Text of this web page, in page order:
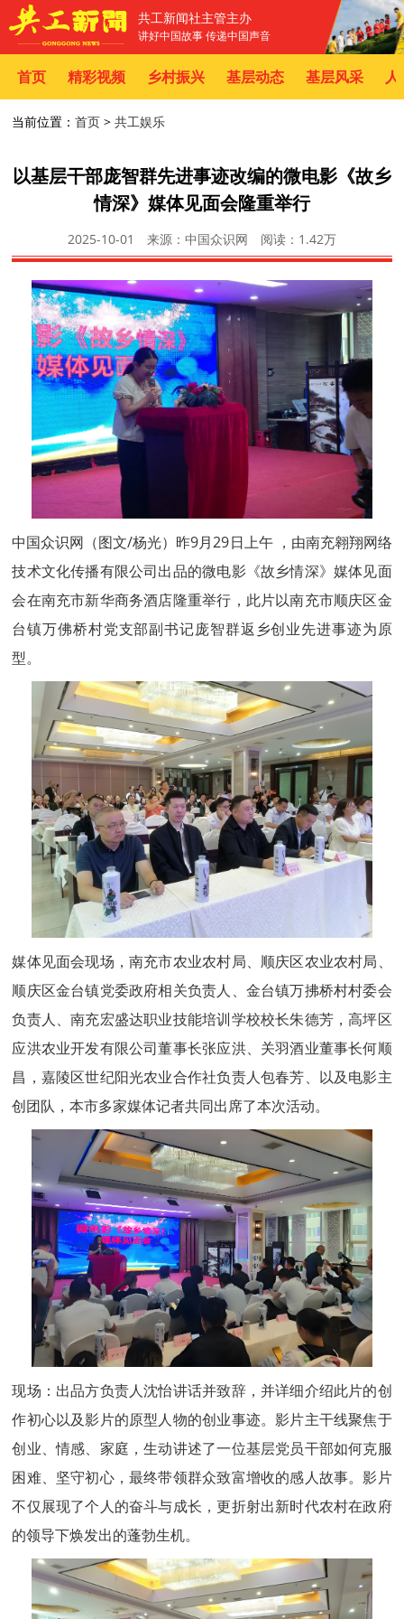
共工新闻社主管主办
讲好中国故事 传递中国声音
首页 精彩视频 乡村振兴 基层动态 基层风采
当前位置：首页 >共工娱乐
以基层干部庞智群先进事迹改编的微电影《故乡
情深》媒体见面会隆重举行
2025-10-01 来源：中国众识网 阅读： 1.42万
中国众识网（图文/杨光）昨9月29日上午 ，由南充翱翔网络
技术文化传播有限公司出品的微电影《故乡情深》媒体见面
会在南充市新华商务酒店隆重举行，此片以南充市顺庆区金
台镇万佛桥村党支部副书记庞智群返乡创业先进事迹为原
型。
媒体见面会现场，南充市农业农村局、顺庆区农业农村局、
顺庆区金台镇党委政府相关负责人、金台镇万拂桥村村委会
负责人、南充宏盛达职业技能培训学校校长朱德芳，高坪区
应洪农业开发有限公司董事长张应洪、关羽酒业董事长何顺
昌，嘉陵区世纪阳光农业合作社负责人包春芳、以及电影主
创团队，本市多家媒体记者共同出席了本次活动。
现场：出品方负责人沈怡讲话并致辞，并详细介绍此片的创
作初心以及影片的原型人物的创业事迹。影片主干线聚焦于
创业、情感、家庭，生动讲述了一位基层党员干部如何克服
困难、坚守初心，最终带领群众致富增收的感人故事。影片
不仅展现了个人的奋斗与成长，更折射出新时代农村在政府
的领导下焕发出的蓬勃生机。